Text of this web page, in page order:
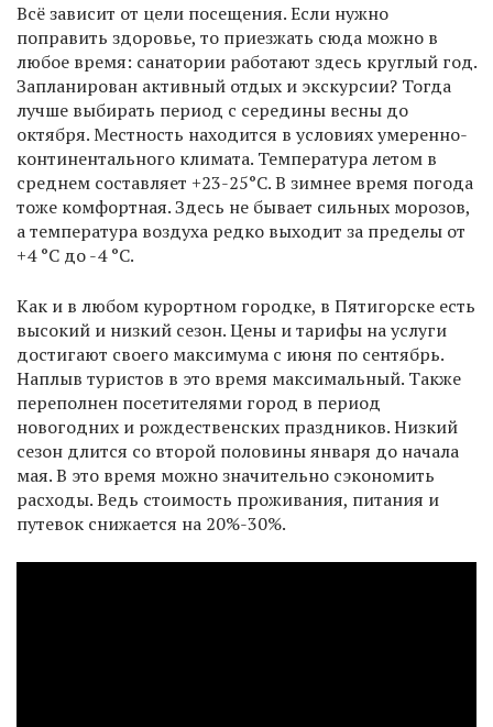
Всё зависит от цели посещения. Если нужно
поправить здоровье, то приезжать сюда можно в
любое время: санатории работают здесь круглый год.
Запланирован активный отдых и экскурсии? Тогда
лучше выбирать период с середины весны до
октября. Местность находится в условиях умеренно-
континентального климата. Температура летом в
среднем составляет +23-25°С. В зимнее время погода
тоже комфортная. Здесь не бывает сильных морозов,
а температура воздуха редко выходит за пределы от
+4 °С до -4 °С.
Как и в любом курортном городке, в Пятигорске есть
высокий и низкий сезон. Цены и тарифы на услуги
достигают своего максимума с июня по сентябрь.
Наплыв туристов в это время максимальный. Также
переполнен посетителями город в период
новогодних и рождественских праздников. Низкий
сезон длится со второй половины января до начала
мая. В это время можно значительно сэкономить
расходы. Ведь стоимость проживания, питания и
путевок снижается на 20%-30%.